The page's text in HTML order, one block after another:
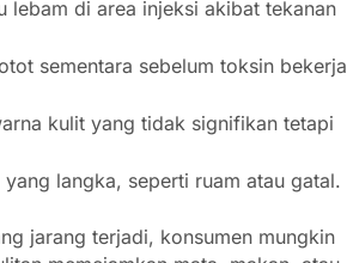
lebam di area injeksi akibat tekanan
sementara sebelum toksin bekerja
kulit yang tidak signifikan tetapi
yang langka, seperti ruam atau gatal.
jarang terjadi, konsumen mungkin